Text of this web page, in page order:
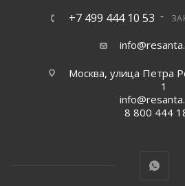
+7 499 444 10 53
Москва, улица Петра
1
8 800 444